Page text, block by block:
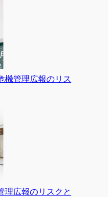
機管理広報のリス
理広報のリスクと